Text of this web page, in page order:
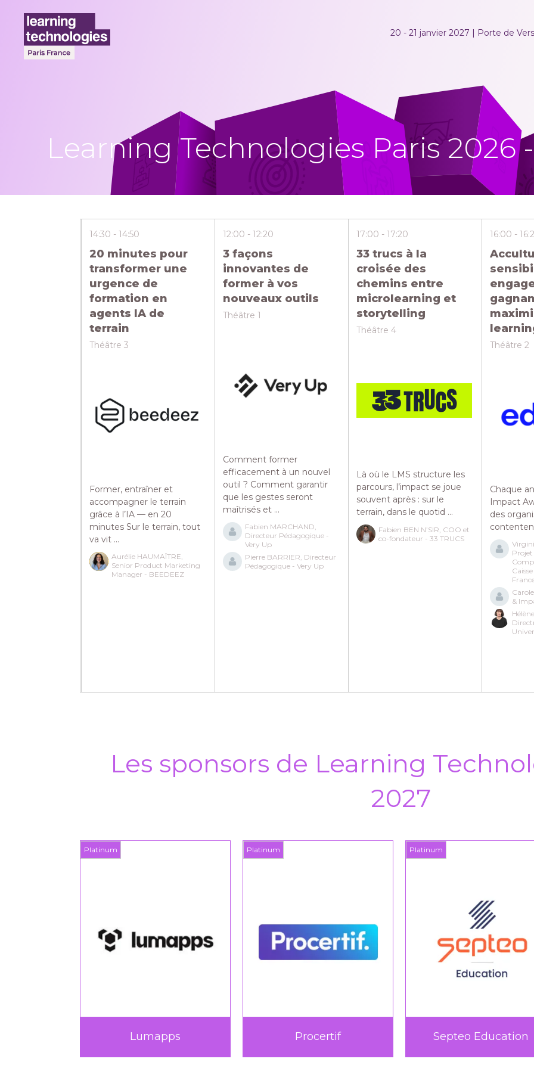
20 - 21 janvier 2027 | Porte de
Learning Technologies Paris 2026 -
14:30 14:50
20 minutes pour
transformer une
urgence de
formation en
agents IA de
terrain
Théâtre 3
Former, entraîner et
accompagner le terrain
grâce à l’IA — en 20
minutes Sur le terrain, tout
va vit ...
Aurélie HAUMAÎTRE,
Senior Product Marketing
Manager - BEEDEEZ
12:00 12:20
3 façons
innovantes de
former à vos
nouveaux outils
Théâtre 1
Comment former
efficacement à un nouvel
outil ? Comment garantir
que les gestes seront
maîtrisés et ...
Fabien MARCHAND,
Directeur Pédagogique -
Very Up
Pierre BARRIER, Directeur
Pédagogique - Very Up
17:00 17:20
33 trucs à la
croisée des
chemins entre
microlearning et
storytelling
Théâtre 4
Là où le LMS structure les
parcours, l’impact se joue
souvent après : sur le
terrain, dans le quotid ...
Fabien BEN N’SIR, COO et
co-fondateur - 33 TRUCS
16:00
Théâtre 2
Chaque
Impact
des
&
Les sponsors de Learning
2027
Platinum
Lumapps
Platinum
Procertif
Platinum
Septeo Education